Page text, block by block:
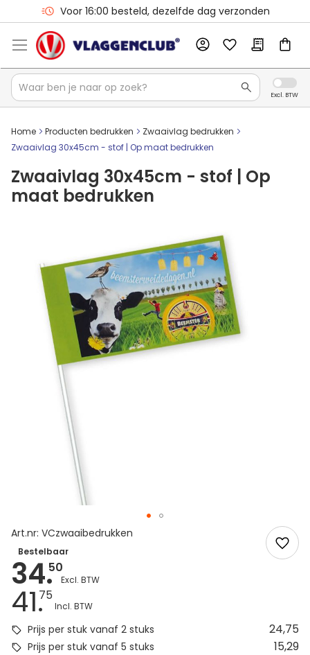
Voor 16:00 besteld, dezelfde dag verzonden
Home Producten bedrukken
Zwaaivlag bedrukken
Zwaaivlag 30x45cm - stof | Op maat bedrukken
Zwaaivlag 30x45cm - stof | Op
maat bedrukken
Art.nr: VCzwaaibedrukken
Bestelbaar
34.50
41.75
Prijs per stuk vanaf 2 stuks 24,75
Prijs per stuk vanaf 5 stuks 15,29